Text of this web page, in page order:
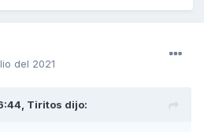
del 2021
Tiritos dijo: